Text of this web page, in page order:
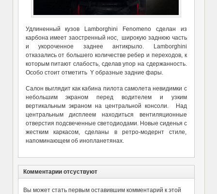
Удлиненный кузов Lamborghini Fenomeno сделан из
карбона имеет заостренный нос, широкую заднюю часть
и укороченное заднее антикрыло. Lamborghini
отказались от большего количестве ребер и переходов, к
которым питают слабость, сделав упор на сдержанность.
Особо стоит отметить Y образные задние фары.
Салон выглядит как кабина пилота самолета невидимки с
небольшим экраном перед водителем и узким
вертикальным экраном на центральной консоли. Над
центральным дисплеем находиться вентиляционные
отверстия подсвеченные светодиодами. Новые сиденья с
жестким каркасом, сделаны в ретро-модернт стиле,
напоминающем об инопланетянах.
Комментарии отсуствуют
Вы может стать первым оставившим комментарий к этой